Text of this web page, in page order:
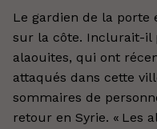
Le gardien de la porte
sur la côte. Inclurait-il
alaouites, qui ont
attaqués dans cette
sommaires de
retour en Syrie. « Les